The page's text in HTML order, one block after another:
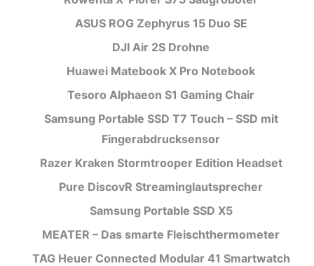
ASUS ROG Zephyrus 15 Duo SE
DJI Air 2S Drohne
Huawei Matebook X Pro Notebook
Tesoro Alphaeon S1 Gaming Chair
Samsung Portable SSD T7 Touch – SSD mit
Fingerabdrucksensor
Razer Kraken Stormtrooper Edition Headset
Pure DiscovR Streaminglautsprecher
Samsung Portable SSD X5
MEATER – Das smarte Fleischthermometer
TAG Heuer Connected Modular 41 Smartwatch